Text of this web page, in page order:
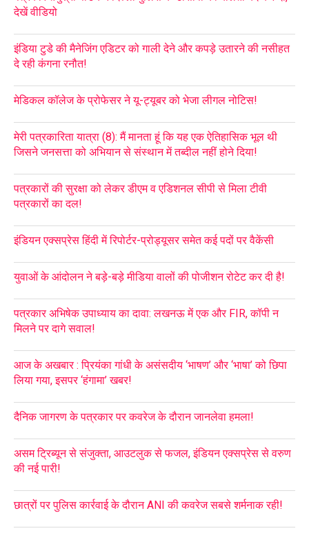
देखें वीडियो
इंडिया टुडे की मैनेजिंग एडिटर को गाली देने और कपड़े उतारने की नसीहत
दे रही कंगना रनौत!
मेडिकल कॉलेज के प्रोफेसर ने यू-ट्यूबर को भेजा लीगल नोटिस!
मेरी पत्रकारिता यात्रा (8): मैं मानता हूं कि यह एक ऐतिहासिक भूल थी
जिसने जनसत्ता को अभियान से संस्थान में तब्दील नहीं होने दिया!
पत्रकारों की सुरक्षा को लेकर डीएम व एडिशनल सीपी से मिला टीवी
पत्रकारों का दल!
इंडियन एक्सप्रेस हिंदी में रिपोर्टर-प्रोड्यूसर समेत कई पदों पर वैकेंसी
युवाओं के आंदोलन ने बड़े-बड़े मीडिया वालों की पोजीशन रोटेट कर दी है!
पत्रकार अभिषेक उपाध्याय का दावा: लखनऊ में एक और FIR, कॉपी न
मिलने पर दागे सवाल!
आज के अखबार : प्रियंका गांधी के असंसदीय ‘भाषण’ और ‘भाषा’ को छिपा
लिया गया, इसपर ‘हंगामा’ खबर!
दैनिक जागरण के पत्रकार पर कवरेज के दौरान जानलेवा हमला!
असम ट्रिब्यून से संजुक्ता, आउटलुक से फजल, इंडियन एक्सप्रेस से वरुण
की नई पारी!
छात्रों पर पुलिस कार्रवाई के दौरान ANI की कवरेज सबसे शर्मनाक रही!